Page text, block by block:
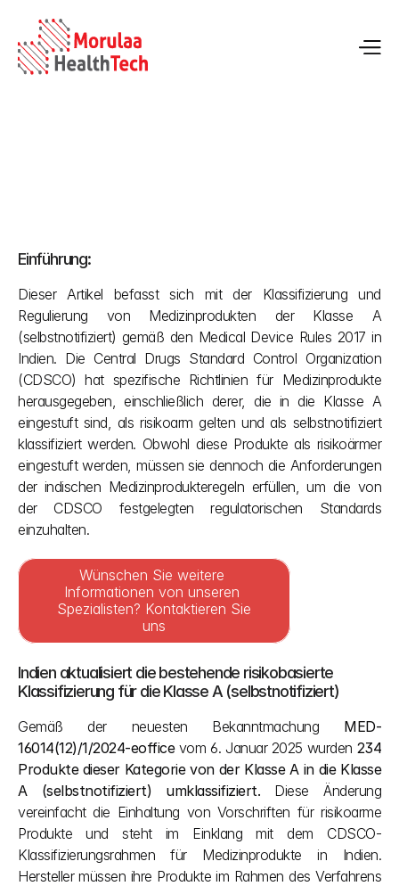
Einführung:
Dieser Artikel befasst sich mit der Klassifizierung und
Regulierung von Medizinprodukten der Klasse A
(selbstnotifiziert) gemäß den Medical Device Rules 2017 in
Indien. Die Central Drugs Standard Control Organization
(CDSCO) hat spezifische Richtlinien für Medizinprodukte
herausgegeben, einschließlich derer, die in die Klasse A
eingestuft sind, als risikoarm gelten und als selbstnotifiziert
klassifiziert werden. Obwohl diese Produkte als risikoärmer
eingestuft werden, müssen sie dennoch die Anforderungen
der indischen Medizinprodukteregeln erfüllen, um die von
der CDSCO festgelegten regulatorischen Standards
einzuhalten.
Wünschen Sie weitere
Informationen von unseren
Spezialisten? Kontaktieren Sie
uns
Indien aktualisiert die bestehende risikobasierte
Klassifizierung für die Klasse A (selbstnotifiziert)
Gemäß der neuesten Bekanntmachung MED-
16014(12)/1/2024-eoffice vom 6. Januar 2025 wurden 234
Produkte dieser Kategorie von der Klasse A in die Klasse
A (selbstnotifiziert) umklassifiziert. Diese Änderung
vereinfacht die Einhaltung von Vorschriften für risikoarme
Produkte und steht im Einklang mit dem CDSCO-
Klassifizierungsrahmen für Medizinprodukte in Indien.
Hersteller müssen ihre Produkte im Rahmen des Verfahrens